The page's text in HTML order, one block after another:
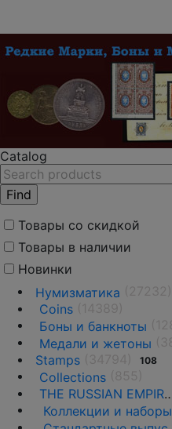
Catalog
Товары со скидкой
Товары в наличии
Новинки
Нумизматика
Coins
Боны и банкноты
Медали и жетоны
Stamps
108
Collections
THE RUSSIAN EMPIRE UNTIL 1917.
Коллекции и наборы